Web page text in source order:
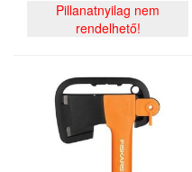
Pillanatnyilag nem
rendelhető!